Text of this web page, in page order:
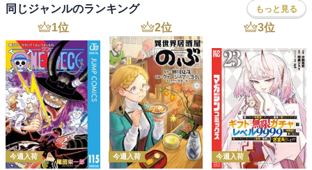
同じジャンルのランキング もっと見る
1位
今週入荷
2位
今週入荷
3位
今週入荷